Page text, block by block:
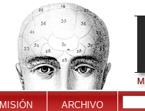
MISIÓN ARCHIVO